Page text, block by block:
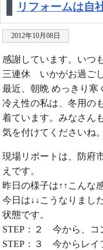
リフォームは自
2012年10月08日
感謝しています。いつ
三連休 いかがお過ご
最近、朝晩 めっきり寒
冷え性の私は、冬用の
着ています。みなさん
気を付けてくださいね。
現場リポートは、防府
えです。
昨日の様子は↑↑こんな
今日は↓↓こうなりま
状態です。
STEP：２ 今から、コ
STEP：３ 今からレイ